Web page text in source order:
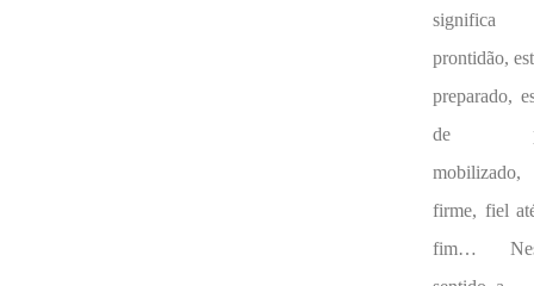
significa
prontidão,
preparado,
de
mobilizado,
firme, fiel
fim…